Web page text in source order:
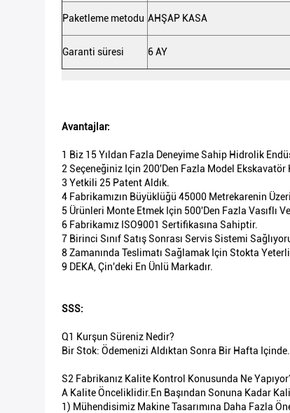
Paketleme metodu AHŞAP KASA
Garanti süresi 6 AY
Avantajlar:
1 Biz 15 Yıldan Fazla Deneyime Sahip Hidrolik
2 Seçeneğiniz Için 200'den Fazla Model Ekskavatör
3 Yetkili 25 Patent Aldık.
4 Fabrikamızın Büyüklüğü 45000 Metrekarenin
5 Ürünleri Monte Etmek Için 500'den Fazla Vasıflı
6 Fabrikamız ISO9001 Sertifikasına Sahiptir.
7 Birinci Sınıf Satış Sonrası Servis Sistemi
8 Zamanında Teslimatı Sağlamak Için Stokta
9 DEKA, Çin'deki En Ünlü Markadır.
SSS:
Q1 Kurşun Süreniz Nedir?
Bir Stok: Ödemenizi Aldıktan Sonra Bir Hafta
S2 Fabrikanız Kalite Kontrol Konusunda Ne
A Kalite Önceliklidir.En Başından Sonuna Kadar
1) Mühendisimiz Makine Tasarımına Daha Fazla